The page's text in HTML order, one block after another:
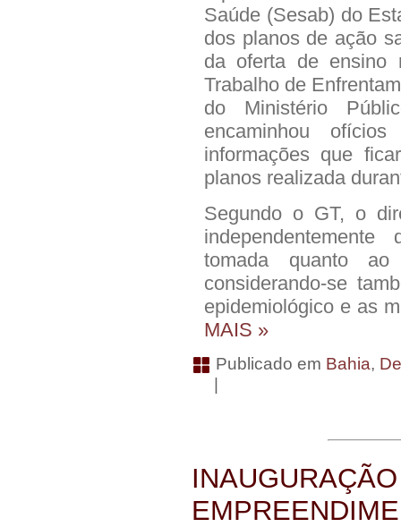
Saúde (Sesab) do
dos planos de ação
da oferta de ensino
Trabalho de
do Ministério
encaminhou
informações que
planos realizada
Segundo o GT, o
tomada quanto
considerando-se
epidemiológico e as
MAIS »
Publicado em Bahia,
|